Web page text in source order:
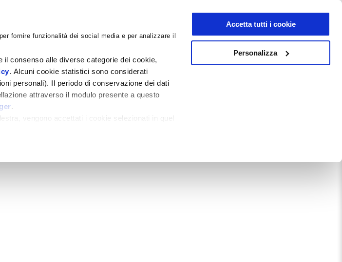
fornire funzionalità dei social media e per analizzare il
consenso alle diverse categorie dei cookie,
. Alcuni cookie statistici sono considerati
personali). Il periodo di conservazione dei dati
attraverso il modulo presente a questo
.
vengono accettati i cookie selezionati in quel
Accetta tutti i cookie
Personalizza
NEWSLETTER
DOCUMENTI 0 0